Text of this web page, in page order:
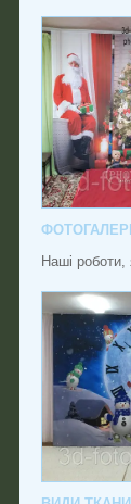
Наші роботи,